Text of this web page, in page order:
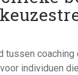
tussen coaching
individuen